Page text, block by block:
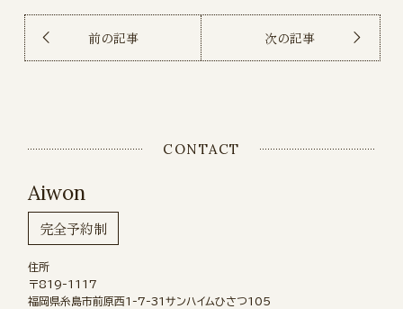
前の記事 次の記事
CONTACT
Aiwon
完全予約制
住所
〒819-1117
福岡県糸島市前原西1-7-31サンハイムひさつ105